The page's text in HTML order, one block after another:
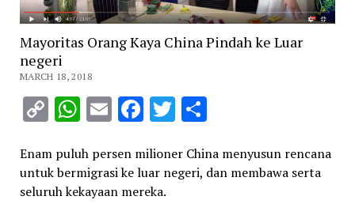
Mayoritas Orang Kaya China Pindah ke Luar
negeri
MARCH 18, 2018
CopyWhatsApp
EmailFacebook
Twitter
Share
Enam puluh persen milioner China menyusun rencana
untuk bermigrasi ke luar negeri, dan membawa serta
seluruh kekayaan mereka.